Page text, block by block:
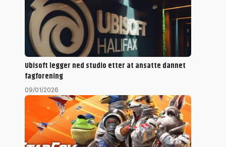
Ubisoft legger ned studio etter at ansatte dannet
fagforening
09/01/2026